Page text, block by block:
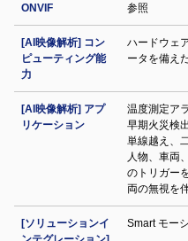
ONVIF
参照
[AI映像解析] コン
ピューティング能
力
ハードウェ
ータを備え
[AI映像解析] アプ
リケーション
温度測定ア
早期火災検
単線越え、
人物、車両
のトリガー
両の無視を
[ソリューションイ
Smart モー